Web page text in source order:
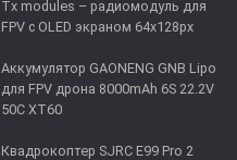
Tx modules – радиомодуль для
FPV с OLED экраном 64x128px
Аккумулятор GAONENG GNB Lipo
для FPV дрона 8000mAh 6S 22.2V
50C XT60
Квадрокоптер SJRC E99 Pro 2